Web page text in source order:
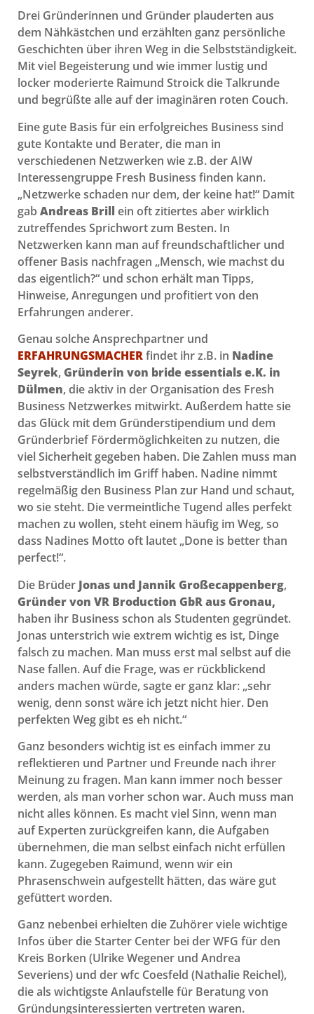
Drei Gründerinnen und Gründer plauderten aus
dem Nähkästchen und erzählten ganz persönliche
Geschichten über ihren Weg in die Selbstständigkeit.
Mit viel Begeisterung und wie immer lustig und
locker moderierte Raimund Stroick die Talkrunde
und begrüßte alle auf der imaginären roten Couch.
Eine gute Basis für ein erfolgreiches Business sind
gute Kontakte und Berater, die man in
verschiedenen Netzwerken wie z.B. der AIW
Interessengruppe Fresh Business finden kann.
„Netzwerke schaden nur dem, der keine hat!“ Damit
gab Andreas Brill ein oft zitiertes aber wirklich
zutreffendes Sprichwort zum Besten. In
Netzwerken kann man auf freundschaftlicher und
offener Basis nachfragen „Mensch, wie machst du
das eigentlich?“ und schon erhält man Tipps,
Hinweise, Anregungen und profitiert von den
Erfahrungen anderer.
Genau solche Ansprechpartner und
ERFAHRUNGSMACHERfindet ihr z.B. in Nadine
Seyrek, Gründerin von bride essentials e.K. in
Dülmen, die aktiv in der Organisation des Fresh
Business Netzwerkes mitwirkt. Außerdem hatte sie
das Glück mit dem Gründerstipendium und dem
Gründerbrief Fördermöglichkeiten zu nutzen, die
viel Sicherheit gegeben haben. Die Zahlen muss man
selbstverständlich im Griff haben. Nadine nimmt
regelmäßig den Business Plan zur Hand und schaut,
wo sie steht. Die vermeintliche Tugend alles perfekt
machen zu wollen, steht einem häufig im Weg, so
dass Nadines Motto oft lautet „Done is better than
perfect!“.
Die Brüder Jonas und Jannik Großecappenberg,
Gründer von VR Broduction GbR aus Gronau,
haben ihr Business schon als Studenten gegründet.
Jonas unterstrich wie extrem wichtig es ist, Dinge
falsch zu machen. Man muss erst mal selbst auf die
Nase fallen. Auf die Frage, was er rückblickend
anders machen würde, sagte er ganz klar: „sehr
wenig, denn sonst wäre ich jetzt nicht hier. Den
perfekten Weg gibt es eh nicht.“
Ganz besonders wichtig ist es einfach immer zu
reflektieren und Partner und Freunde nach ihrer
Meinung zu fragen. Man kann immer noch besser
werden, als man vorher schon war. Auch muss man
nicht alles können. Es macht viel Sinn, wenn man
auf Experten zurückgreifen kann, die Aufgaben
übernehmen, die man selbst einfach nicht erfüllen
kann. Zugegeben Raimund, wenn wir ein
Phrasenschwein aufgestellt hätten, das wäre gut
gefüttert worden.
Ganz nebenbei erhielten die Zuhörer viele wichtige
Infos über die Starter Center bei der WFG für den
Kreis Borken (Ulrike Wegener und Andrea
Severiens) und der wfc Coesfeld (Nathalie Reichel),
die als wichtigste Anlaufstelle für Beratung von
Gründungsinteressierten vertreten waren.